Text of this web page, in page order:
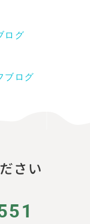
ログ
ブログ
さい